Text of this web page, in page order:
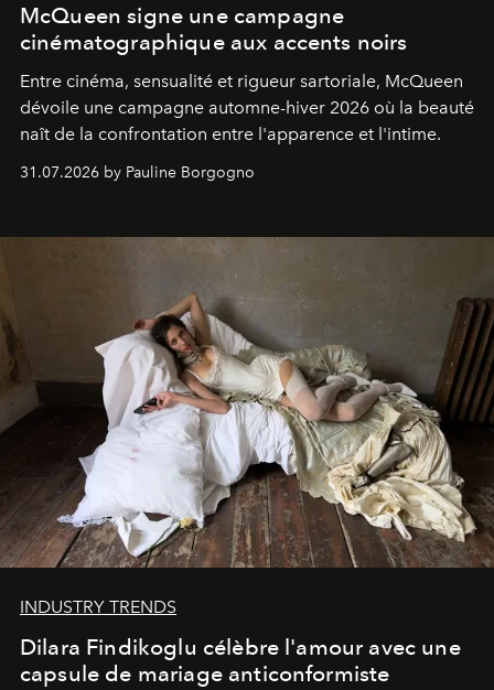
McQueen signe une campagne
cinématographique aux accents noirs
Entre cinéma, sensualité et rigueur sartoriale, McQueen
dévoile une campagne automne-hiver 2026 où la beauté
naît de la confrontation entre l'apparence et l'intime.
31.07.2026 by Pauline Borgogno
INDUSTRY TRENDS
Dilara Findikoglu célèbre l'amour avec une
capsule de mariage anticonformiste